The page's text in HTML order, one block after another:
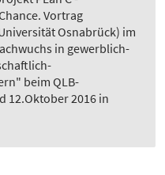
Vortrag
Osnabrück) im
in gewerblich-
beim QLB-
12.Oktober 2016 in